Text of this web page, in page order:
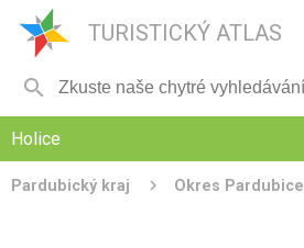
TURISTICKÝ ATLAS

Holice
Pardubický kraj Okres Pardubice